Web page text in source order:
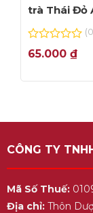
trà Thái Đỏ
thơm ngon,
0
out
5
65.000 ₫
CÔNG TY
Mã Số Thuế:
Địa chỉ:Thôn